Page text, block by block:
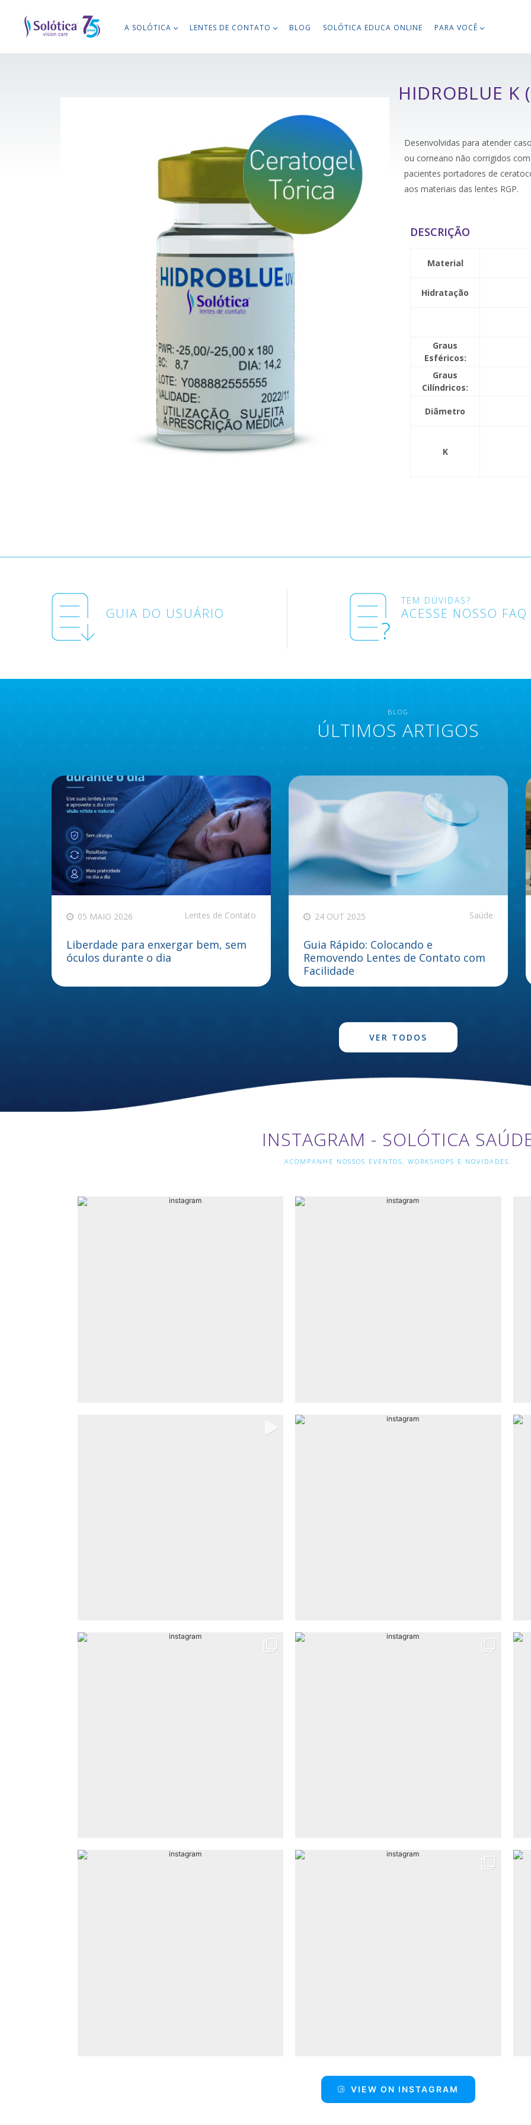
A SOLÓTICA LENTES DE CONTATO BLOG SOLÓTICA EDUCA ONLINE PARA VOCÊ
HIDROBLUE K
Desenvolvidas para atender
ou corneano não corrigidos
pacientes portadores de
aos materiais das lentes RGP.
DESCRIÇÃO
Material
Hidratação
Graus
Esféricos:
Graus
Cilíndricos:
Diâmetro
K
GUIA DO USUÁRIO
TEM DÚVIDAS?
ACESSE NOSSO FAQ
BLOG
ÚLTIMOS ARTIGOS
05 MAIO 2026 Lentes de Contato
Liberdade para enxergar bem, sem
óculos durante o dia
24 OUT 2025 Saúde
Guia Rápido: Colocando e
Removendo Lentes de Contato com
Facilidade
VER TODOS
INSTAGRAM - SOLÓTICA
ACOMPANHE NOSSOS EVENTOS, WORKSHOPS E NOVIDADES.
VIEW ON INSTAGRAM